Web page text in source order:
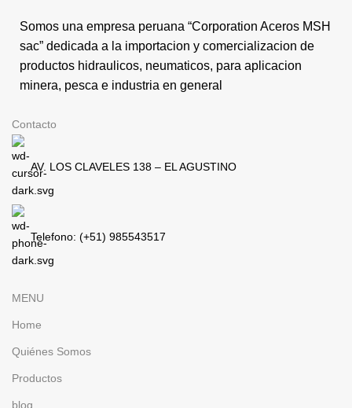
Somos una empresa peruana “Corporation Aceros MSH
sac” dedicada a la importacion y comercializacion de
productos hidraulicos, neumaticos, para aplicacion
minera, pesca e industria en general
Contacto
AV. LOS CLAVELES 138 – EL AGUSTINO
Telefono: (+51) 985543517
MENU
Home
Quiénes Somos
Productos
blog